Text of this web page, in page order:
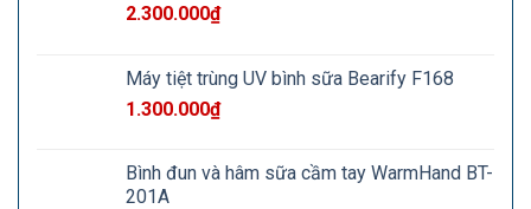
2.300.000₫
Máy tiệt trùng UV bình sữa Bearify F168
1.300.000₫
Bình đun và hâm sữa cầm tay WarmHand BT-
201A